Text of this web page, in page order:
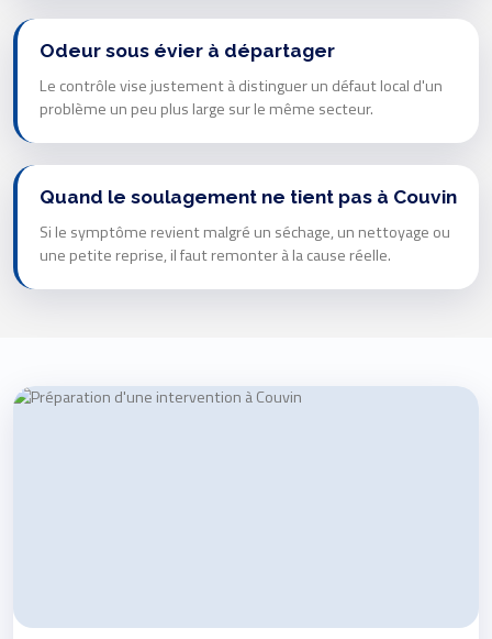
Odeur sous évier à départager
Le contrôle vise justement à distinguer un défaut local d'un
problème un peu plus large sur le même secteur.
Quand le soulagement ne tient pas à Couvin
Si le symptôme revient malgré un séchage, un nettoyage ou
une petite reprise, il faut remonter à la cause réelle.